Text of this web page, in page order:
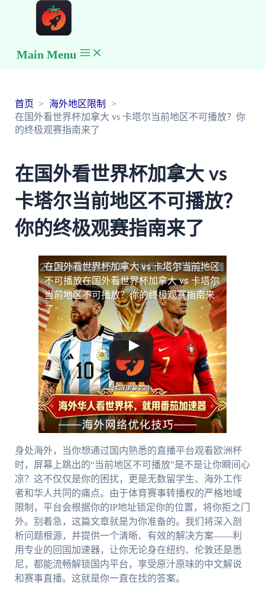
Main Menu
首页
海外地区限制
在国外看世界杯加拿大 vs 卡塔尔当前地区不可播放？你
的终极观赛指南来了
在国外看世界杯加拿大 vs
卡塔尔当前地区不可播放？
你的终极观赛指南来了
在国外看世界杯加拿大 vs 卡塔尔当前地区
不可播放在国外看世界杯加拿大 vs 卡塔尔
当前地区不可播放？你的终极观赛指南来
了
身处海外，当你想通过国内熟悉的直播平台观看欧洲杯
时，屏幕上跳出的“当前地区不可播放”是不是让你瞬间心
凉？这不仅仅是你的困扰，更是无数留学生、海外工作
者和华人共同的痛点。由于体育赛事转播权的严格地域
限制，平台会根据你的IP地址锁定你的位置，将你拒之门
外。别着急，这篇文章就是为你准备的。我们将深入剖
析问题根源，并提供一个清晰、有效的解决方案——利
用专业的回国加速器，让你无论身在纽约、伦敦还是悉
尼，都能流畅解锁国内平台，享受原汁原味的中文解说
和赛事直播。这就是你一直在找的答案。